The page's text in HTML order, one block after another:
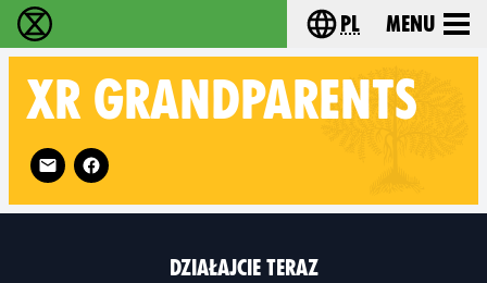
Extinction Rebellion - Home Choose your
pl Menu
XR GRANDPARENTS
Follow XR Grandparents on
DZIAŁAJCIE TERAZ